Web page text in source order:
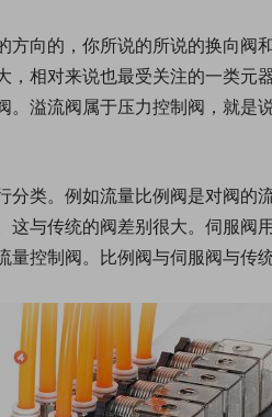
方向的，你所说的所说的换向阀
相对来说也最受关注的一类元
溢流阀属于压力控制阀，就是
分类。例如流量比例阀是对阀的
与传统的阀差别很大。伺服阀
控制阀。比例阀与伺服阀与传